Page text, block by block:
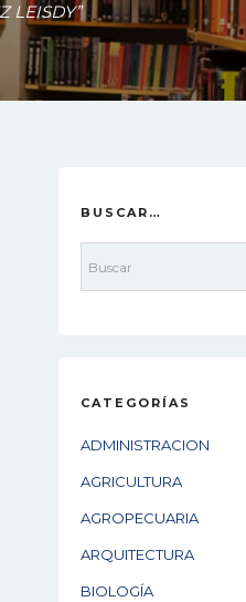
LEISDY”
BUSCAR…
CATEGORÍAS
ADMINISTRACION
AGRICULTURA
AGROPECUARIA
ARQUITECTURA
BIOLOGÍA